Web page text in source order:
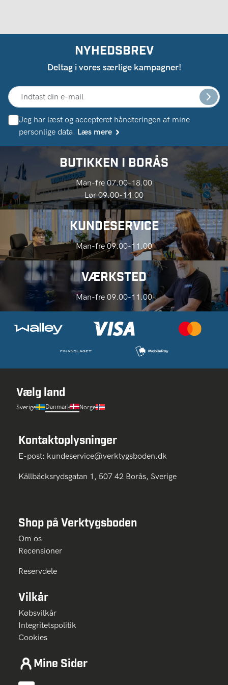
NYHEDSBREV
Deltag i vores særlige kampagner!
Jeg har læst og accepteret håndteringen af ​​mine
personlige data. Læs mere
BUTIKKEN I BORÅS
Man-fre 07.00-18.00
Lør 09.00-14.00
KUNDESERVICE
Man-fre 09.00-11.00
VÆRKSTED
Man-fre 09.00-11.00
Vælg land
Sverige Danmark Norge
Kontaktoplysninger
E-post: kundeservice@verktygsboden.dk
Källbäcksrydsgatan 1, 507 42 Borås, Sverige
Shop på Verktygsboden
Om os
Recensioner
Reservdele
Vilkår
Købsvilkår
Integritetspolitik
Cookies
Mine Sider